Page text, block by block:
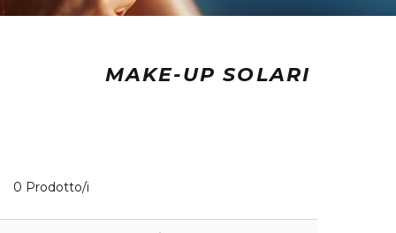
MAKE-UP SOLARI
0 Prodotto/i